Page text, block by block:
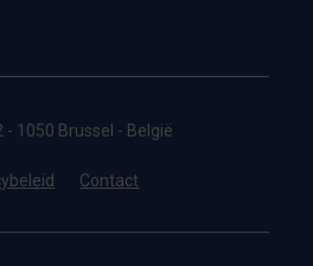
- 1050 Brussel - België
Contact